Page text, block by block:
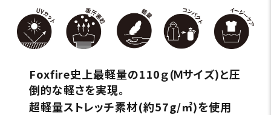
Foxfire史上最軽量の110ｇ(Ｍサイズ)と圧
倒的な軽さを実現。
超軽量ストレッチ素材(約57g/㎡)を使用